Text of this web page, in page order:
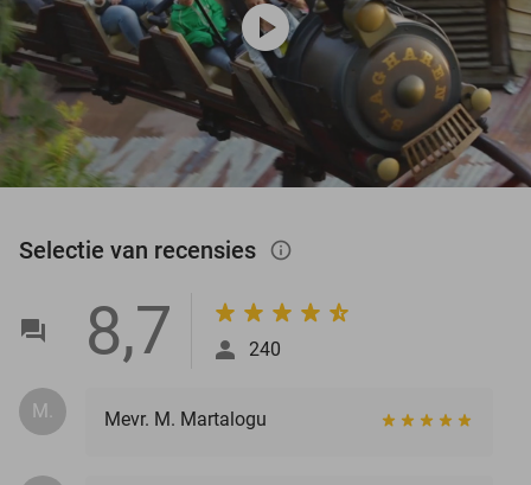
play_circle
Selectie van recensies info_outlined
8,7 240
M. Mevr. M. Martalogu